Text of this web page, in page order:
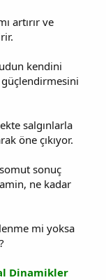
artırır ve
kendini
güçlendirmesini
salgınlarla
öne çıkıyor.
sonuç
ne kadar
mi yoksa
Dinamikler